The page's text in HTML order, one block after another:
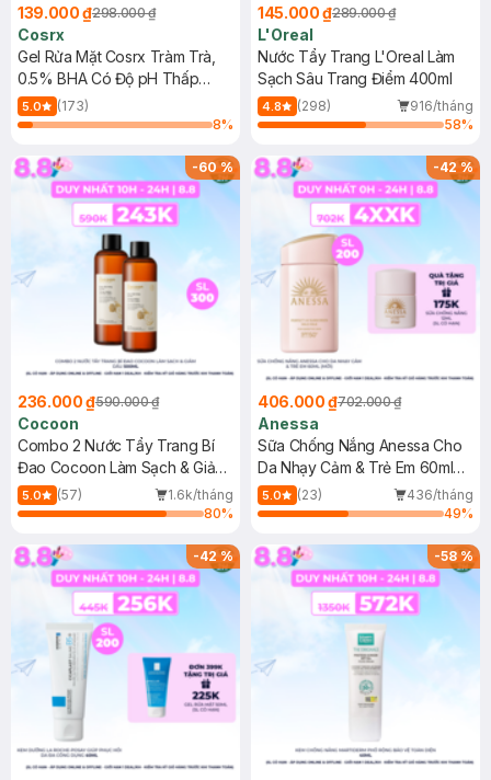
139.000 ₫298.000 ₫
Cosrx
Gel Rửa Mặt Cosrx Tràm Trà,
0.5% BHA Có Độ pH Thấp
150ml
5.0
(173)
8%
145.000 ₫289.000 ₫
L'Oreal
Nước Tẩy Trang L'Oreal Làm
Sạch Sâu Trang Điểm 400ml
4.8 (298)
916/tháng
58%
-60%
236.000 ₫590.000 ₫
Cocoon
Combo 2 Nước Tẩy Trang Bí
Đao Cocoon Làm Sạch & Giảm
Dầu 500ml
5.0 (57)
1.6k/tháng
80%
-42%
406.000 ₫702.000 ₫
Anessa
Sữa Chống Nắng Anessa Cho
Da Nhạy Cảm & Trẻ Em 60ml
(Mới)
5.0 (23)
436/tháng
49%
-42% -58%